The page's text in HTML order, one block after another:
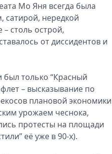
Мо Яня всегда была
нередкой
столь острой,
от диссидентов и
только “Красный
– высказывание по
плановой экономики
урожаем чеснока,
протесты на площади
её уже в 90-х).